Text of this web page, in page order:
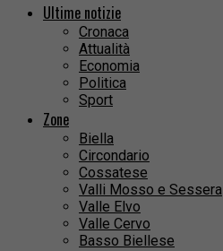
Ultime notizie
Cronaca
Attualità
Economia
Politica
Sport
Zone
Biella
Circondario
Cossatese
Valli Mosso e Sessera
Valle Elvo
Valle Cervo
Basso Biellese